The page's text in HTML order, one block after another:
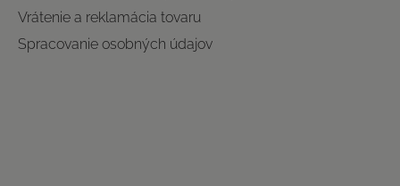
Vrátenie a reklamácia tovaru
Spracovanie osobných údajov